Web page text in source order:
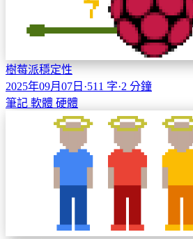
樹莓派穩定性
2025年09月07日 ·511 字·2 分鐘
筆記 軟體 硬體